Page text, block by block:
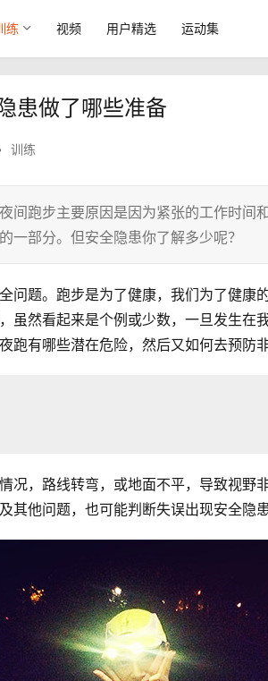
练 视频 用户精选 运动集
患做了哪些准备
训练
间跑步主要原因是因为紧张的工作时间
一部分。但安全隐患你了解多少呢？
问题。跑步是为了健康，我们为了健康
虽然看起来是个例或少数，一旦发生在
跑有哪些潜在危险，然后又如何去预防非
况，路线转弯，或地面不平，导致视野
其他问题，也可能判断失误出现安全隐患